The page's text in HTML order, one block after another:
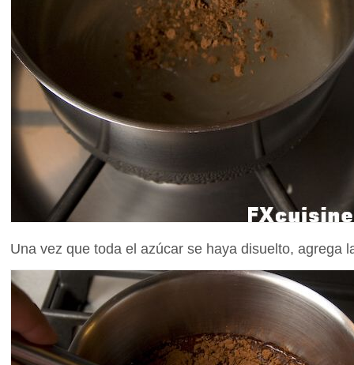
Una vez que toda el azúcar se haya disuelto, agrega